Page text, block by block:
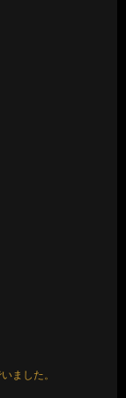
ました。